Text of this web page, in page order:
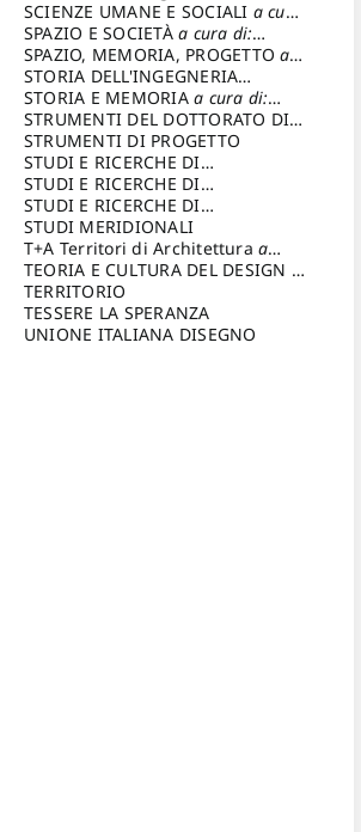
Marcello
Comportamento
SCIENZE UMANE E SOCIALI a cura
di: Iannizzi Salvatore
SPAZIO E SOCIETÀa cura di:
Cassetti Roberto
SPAZIO, MEMORIA, PROGETTOa
cura di: Rossi Massimo
STORIA DELL'INGEGNERIA
STRUTTURALE IN ITALIAa cura di:
Poretti Sergio
STORIA E MEMORIAa cura di:
Rossi Lauro
STRUMENTI DEL DOTTORATO DI
RICERCA IN RILIEVO E
RAPPRESENTAZIONE
DELL’ARCHITETTURA E
DELL’AMBIENTEa cura di: Migliari
Riccardo
STRUMENTI DI PROGETTO
STUDI E RICERCHE DI
ARCHEOLOGIA IN SICILIA
di: Pelagatti Paola
STUDI E RICERCHE DI
ARCHITETTURA del Dipartimento
di Architettura Università degli
Studi G. d' Annunzio
STUDI E RICERCHE DI
ARCHITETTURA del Dipartimento
di Architettura Università degli
Studi G. d' Annunzio, Chieti-
Pescaraa cura di: Fusero Paolo
STUDI MERIDIONALI
T+A Territori di Architetturaa
cura di: Ramazzotti Luigi
TEORIA E CULTURA DEL DESIGN a
cura di: Furlanis Giuseppe
TERRITORIO
TESSERE LA SPERANZA
UNIONE ITALIANA DISEGNO